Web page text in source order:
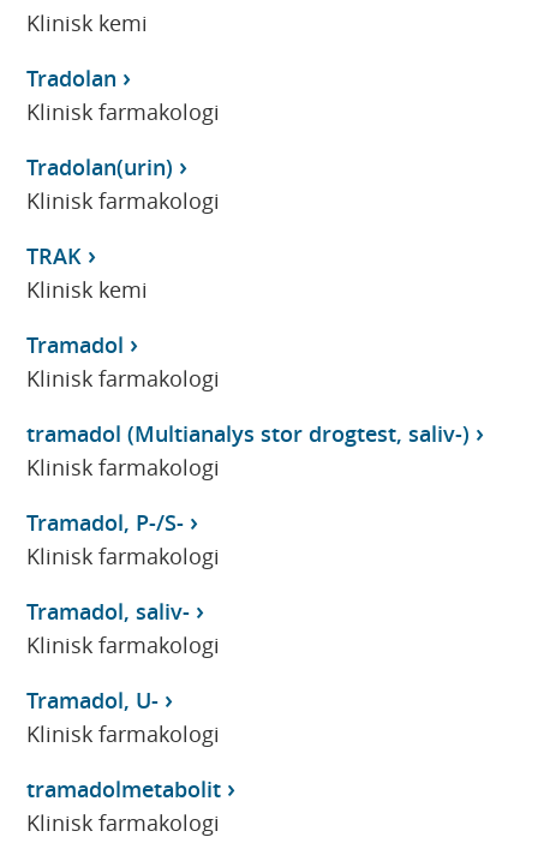
Klinisk kemi
Tradolan
Klinisk farmakologi
Tradolan(urin)
Klinisk farmakologi
TRAK
Klinisk kemi
Tramadol
Klinisk farmakologi
tramadol (Multianalys stor drogtest, saliv-)
Klinisk farmakologi
Tramadol, P-/S-
Klinisk farmakologi
Tramadol, saliv-
Klinisk farmakologi
Tramadol, U-
Klinisk farmakologi
tramadolmetabolit
Klinisk farmakologi